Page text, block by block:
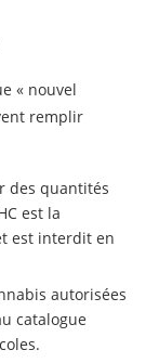
« nouvel
remplir
des quantités
est la
est interdit en
autorisées
catalogue